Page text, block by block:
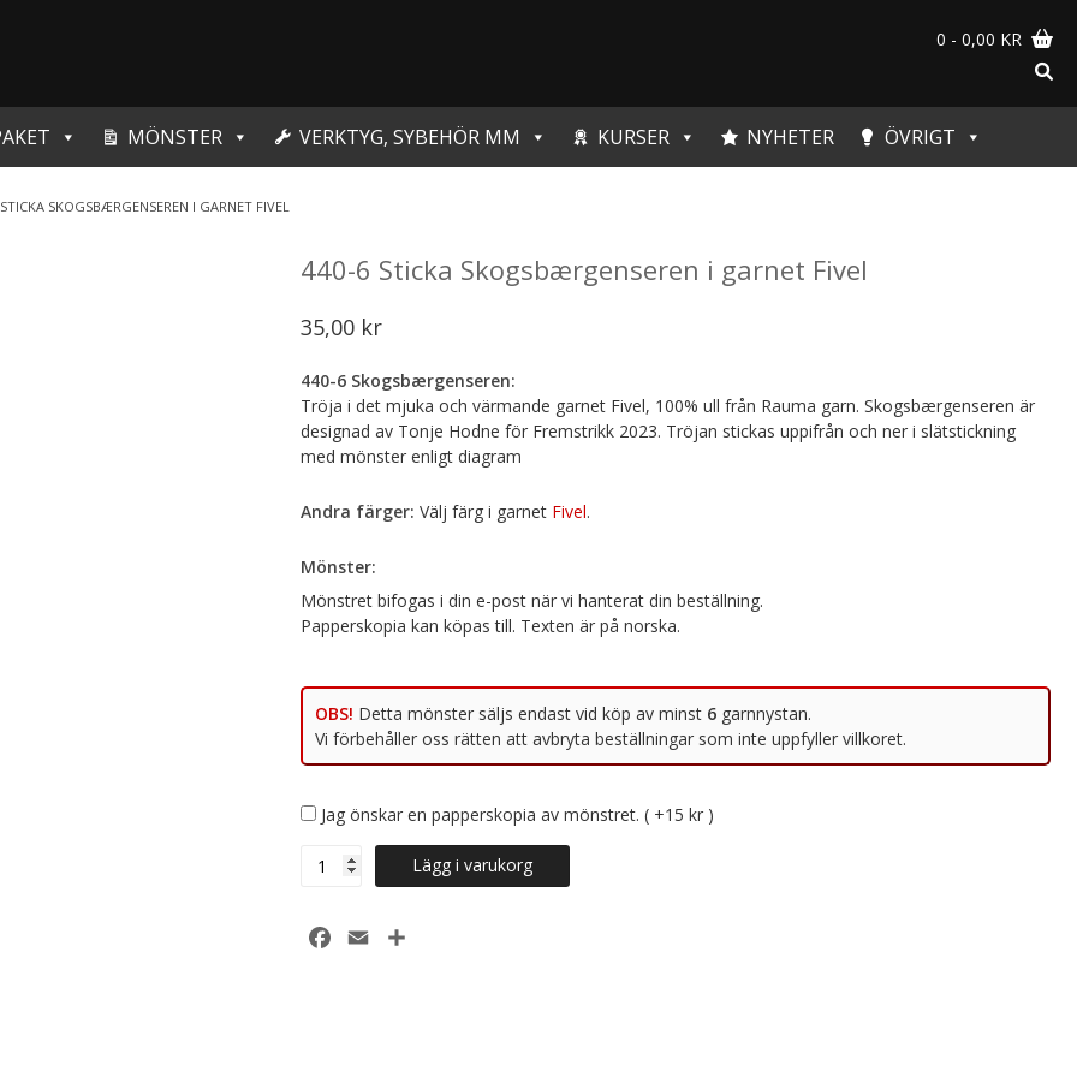
0 - 0,00 KR
MÖNSTER VERKTYG, SYBEHÖR MM KURSER NYHETER ÖVRIGT
SKOGSBÆRGENSEREN I GARNET FIVEL
440-6 Sticka Skogsbærgenseren i garnet Fivel
35,00 kr
440-6 Skogsbærgenseren:
Tröja i det mjuka och värmande garnet Fivel, 100% ull från Rauma garn. Skogsbærgenseren är
designad av Tonje Hodne för Fremstrikk 2023. Tröjan stickas uppifrån och ner i slätstickning
med mönster enligt diagram
Andra färger: Välj färg i garnet Fivel.
OBS!
Jag önskar en papperskopia av mönstret. ( +15 kr )
440-
Skogsbærgenseren
Lägg i varukorg
Facebook
Email